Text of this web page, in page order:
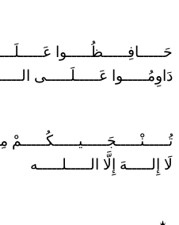
حَـــــافِـــــظُـــــوا
دَاوِمُـــــوا عَـــــلَـــــى
لَا إِلـــــهَ إِلَّا الـــــلـــــه